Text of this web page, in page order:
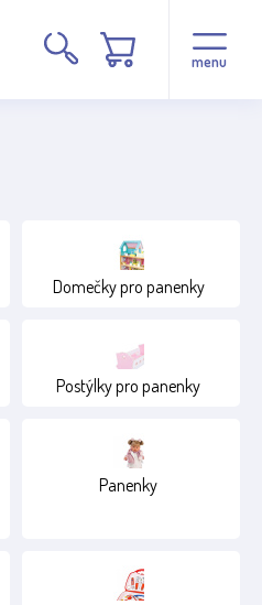
menu
Domečky pro panenky
Postýlky pro panenky
Panenky